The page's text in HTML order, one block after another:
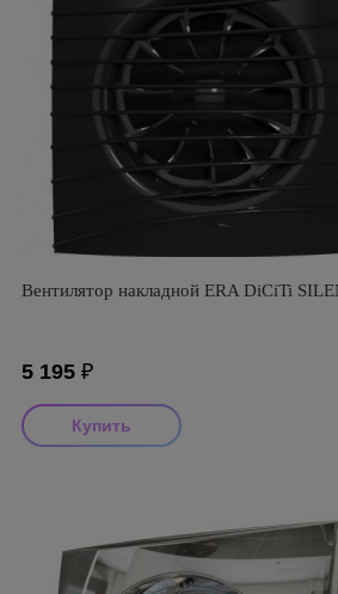
Вентилятор накладной ERA DiCiTi
5 195 ₽